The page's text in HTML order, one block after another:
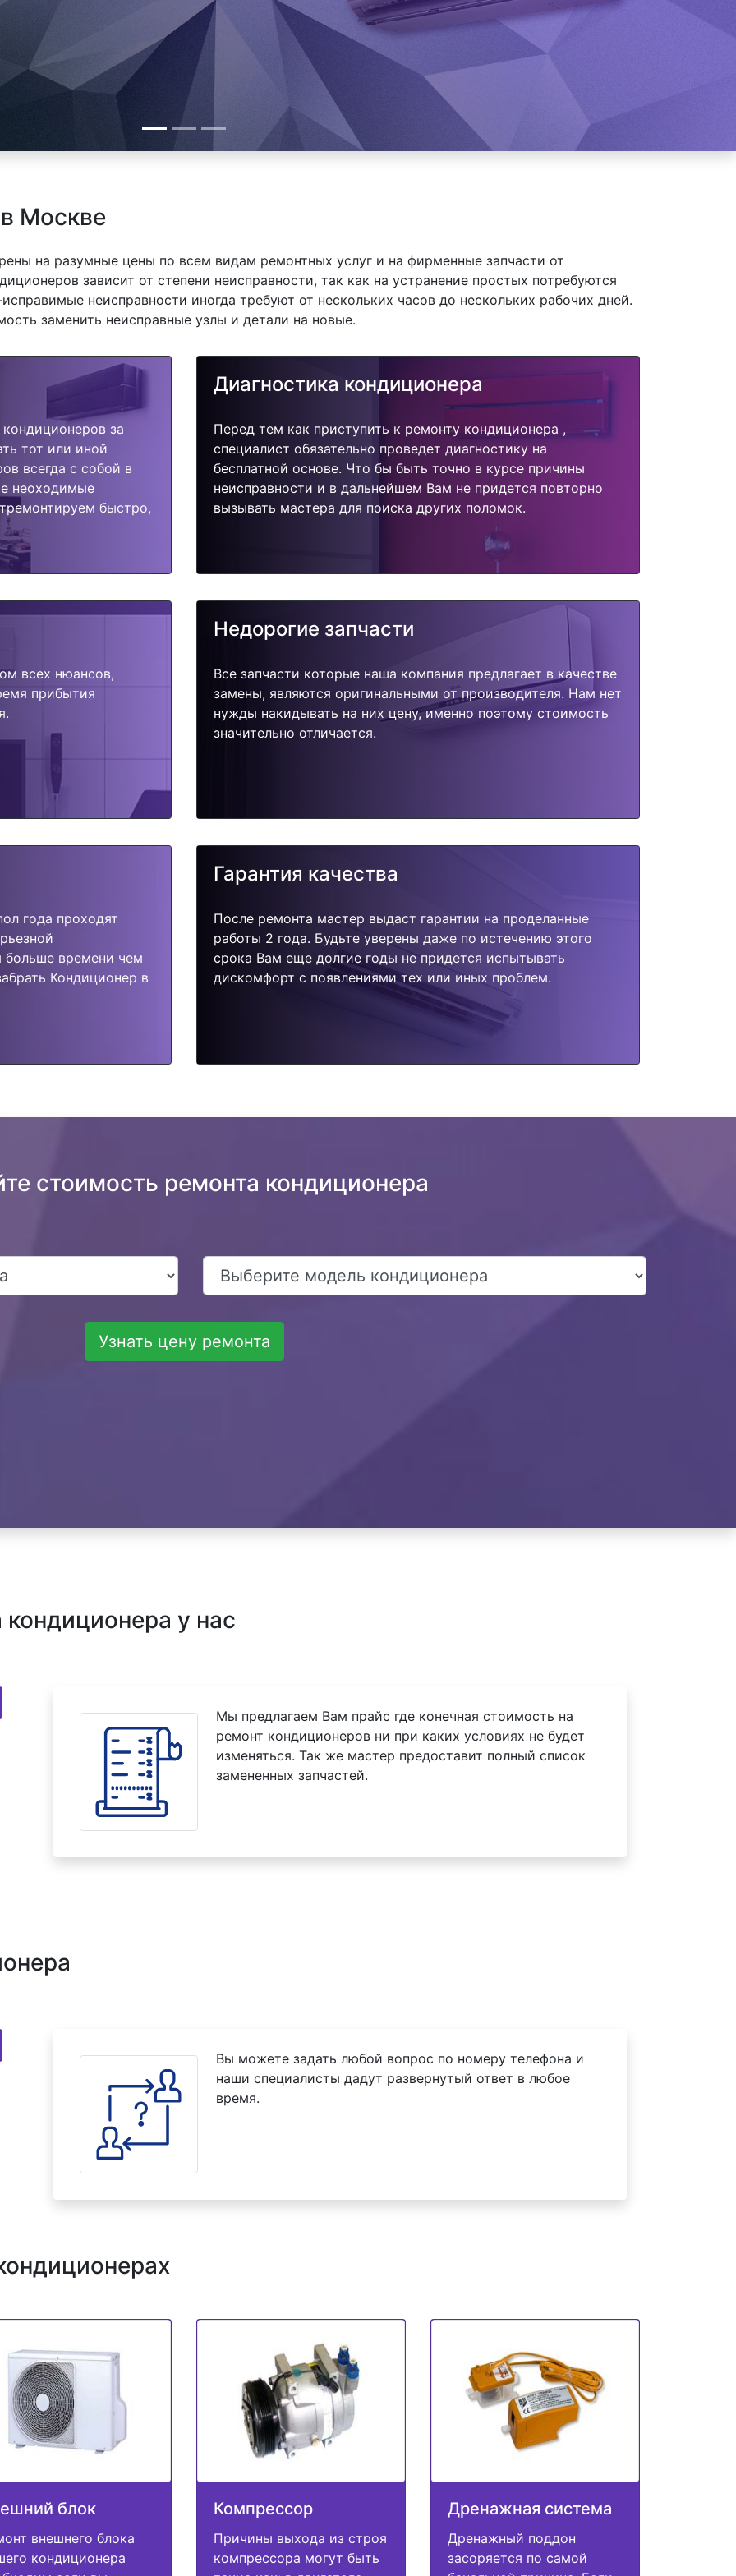
Москве
на разумные цены по всем видам ремонтных услуг и на фирменные запчасти от
зависит от степени неисправности, так как на устранение простых потребуются
неисправности иногда требуют от нескольких часов до нескольких рабочих дней.
заменить неисправные узлы и детали на новые.
за
тот или иной
всегда с собой в
неоходимые
быстро,
Диагностика кондиционера
Перед тем как приступить к ремонту кондиционера ,
специалист обязательно проведет диагностику на
бесплатной основе. Что бы быть точно в курсе причины
неисправности и в дальнейшем Вам не придется повторно
вызывать мастера для поиска других поломок.
всех нюансов,
прибытия
Недорогие запчасти
Все запчасти которые наша компания предлагает в качестве
замены, являются оригинальными от производителя. Нам нет
нужды накидывать на них цену, именно поэтому стоимость
значительно отличается.
года проходят
больше времени чем
Кондиционер в
Гарантия качества
После ремонта мастер выдаст гарантии на проделанные
работы 2 года. Будьте уверены даже по истечению этого
срока Вам еще долгие годы не придется испытывать
дискомфорт с появлениями тех или иных проблем.
стоимость ремонта кондиционера
Узнать цену ремонта
у нас
Мы предлагаем Вам прайс где конечная стоимость на
ремонт кондиционеров ни при каких условиях не будет
изменяться. Так же мастер предоставит полный список
замененных запчастей.
Вы можете задать любой вопрос по номеру телефона и
наши специалисты дадут развернутый ответ в любое
время.
блок
внешнего блока
кондиционера
Компрессор
Причины выхода из строя
компрессора могут быть
Дренажная система
Дренажный поддон
засоряется по самой